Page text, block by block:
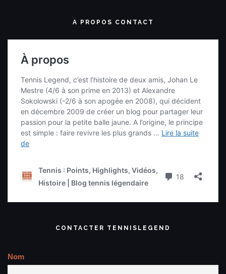
A PROPOS CONTACT
CONTACTER TENNISLEGEND
Nom